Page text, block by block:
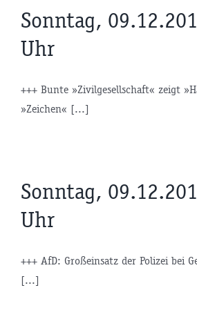
Sonntag,
Uhr
+++ Bunte »Zivilgesellschaft« zeigt
»Zeichen« [...]
Sonntag,
Uhr
+++ AfD: Großeinsatz der Polizei bei
[...]